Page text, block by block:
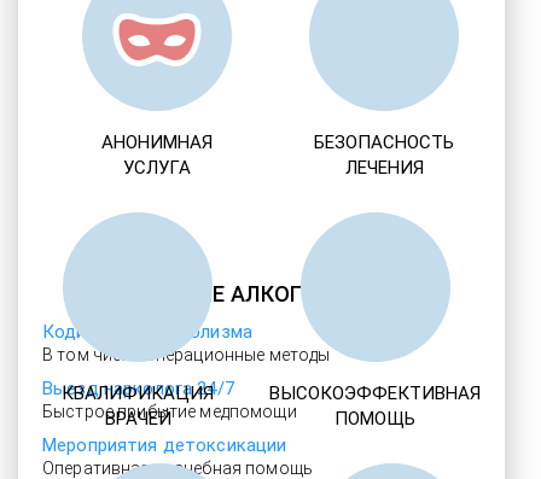
ЛЕЧЕНИЕ АЛКОГОЛИЗМА
Кодировка алкоголизма
В том числе операционные методы
Выезд нарколога 24/7
Быстрое прибытие медпомощи
Мероприятия детоксикации
Оперативная врачебная помощь
АНОНИМНАЯ
УСЛУГА
БЕЗОПАСНОСТЬ
ЛЕЧЕНИЯ
КВАЛИФИКАЦИЯ
ВРАЧЕЙ
ВЫСОКОЭФФЕКТИВНАЯ
ПОМОЩЬ